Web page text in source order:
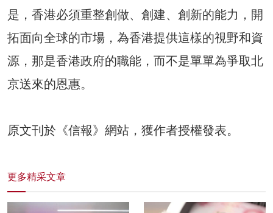
是，香港必須重整創做、創建、創新的能力，開
拓面向全球的市場，為香港提供這樣的視野和資
源，那是香港政府的職能，而不是單單為爭取北
京送來的恩惠。
原文刊於《信報》網站，獲作者授權發表。
更多精采文章